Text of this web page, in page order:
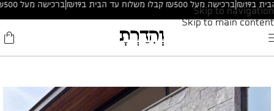
Skip to navigation
Skip to main content
ברכישה מעל ₪500 קבלו משלוח עד הבית ב₪19| ברכישה מעל ₪500 קבלו משלוח עד הבית ב₪19|